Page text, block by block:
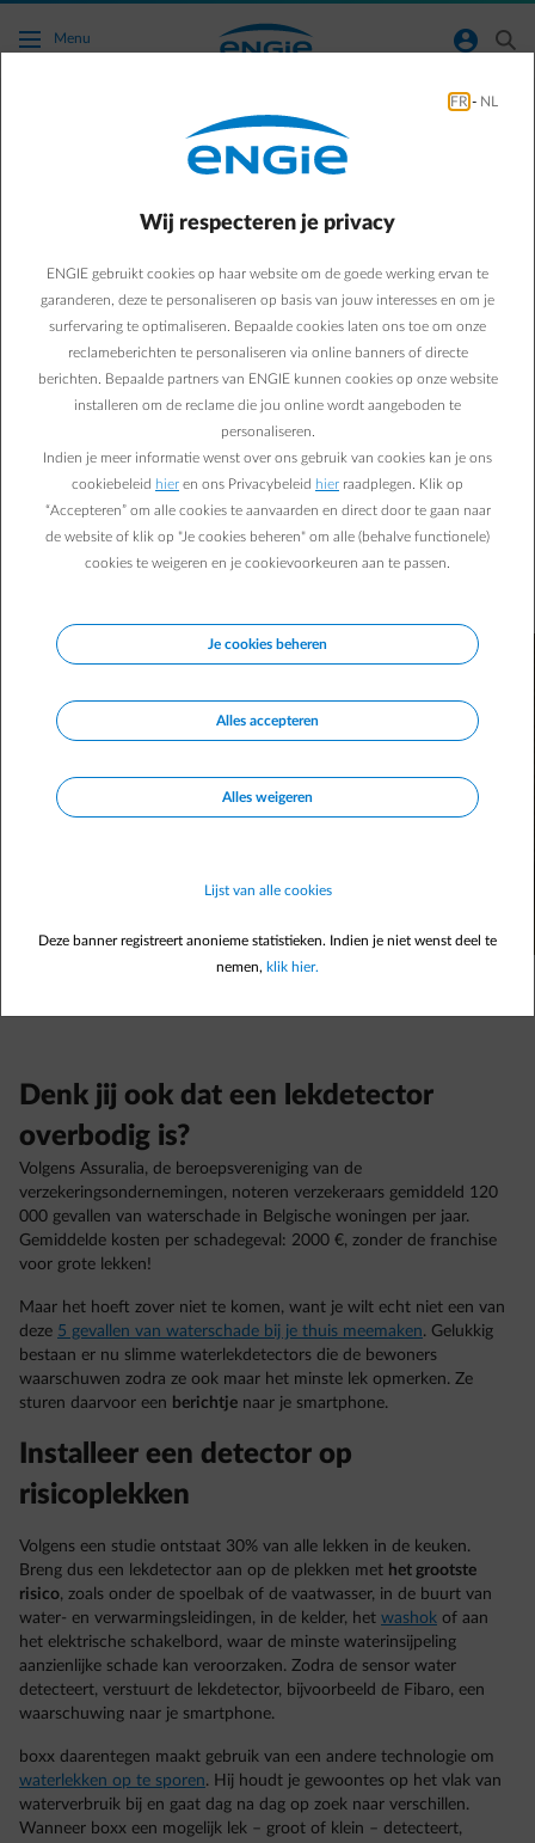
Ga naar de hoofdinhoud
Menu normal-account-circle search
Bespaartips
Een waterlekdetector
voorkomt waterschade in
huis
Een slimme waterlekdetector met internetverbinding
waarschuwt je via een app als er in je woning een waterlek
ontstaat. Wij hebben voor jou de lekdetector van Fibaro en
Denk jij ook dat een lekdetector
overbodig is?
Volgens Assuralia, de beroepsvereniging van de
verzekeringsondernemingen, noteren verzekeraars gemiddeld 120
000 gevallen van waterschade in Belgische woningen per jaar.
Gemiddelde kosten per schadegeval: 2000 €, zonder de franchise
voor grote lekken!
Maar het hoeft zover niet te komen, want je wilt echt niet een van
deze 5 gevallen van waterschade bij je thuis meemaken. Gelukkig
bestaan er nu slimme waterlekdetectors die de bewoners
waarschuwen zodra ze ook maar het minste lek opmerken. Ze
sturen daarvoor een berichtje naar je smartphone.
Installeer een detector op
risicoplekken
Volgens een studie ontstaat 30% van alle lekken in de keuken.
Breng dus een lekdetector aan op de plekken met het grootste
risico, zoals onder de spoelbak of de vaatwasser, in de buurt van
water- en verwarmingsleidingen, in de kelder, het washok of aan
het elektrische schakelbord, waar de minste waterinsijpeling
aanzienlijke schade kan veroorzaken. Zodra de sensor water
detecteert, verstuurt de lekdetector, bijvoorbeeld de Fibaro, een
waarschuwing naar je smartphone.
boxx daarentegen maakt gebruik van een andere technologie om
waterlekken op te sporen. Hij houdt je gewoontes op het vlak van
waterverbruik bij en gaat dag na dag op zoek naar verschillen.
Wanneer boxx een mogelijk lek – groot of klein – detecteert,
FR - NL
Wij respecteren je privacy
ENGIE gebruikt cookies op haar website om de goede werking ervan te
garanderen, deze te personaliseren op basis van jouw interesses en om je
surfervaring te optimaliseren. Bepaalde cookies laten ons toe om onze
reclameberichten te personaliseren via online banners of directe
berichten. Bepaalde partners van ENGIE kunnen cookies op onze website
installeren om de reclame die jou online wordt aangeboden te
personaliseren.
Indien je meer informatie wenst over ons gebruik van cookies kan je ons
cookiebeleid hier en ons Privacybeleid hier raadplegen. Klik op
“Accepteren” om alle cookies te aanvaarden en direct door te gaan naar
de website of klik op "Je cookies beheren" om alle (behalve functionele)
cookies te weigeren en je cookievoorkeuren aan te passen.
Je cookies beheren
Alles accepteren
Alles weigeren
Lijst van alle cookies
Deze banner registreert anonieme statistieken. Indien je niet wenst deel te
nemen, klik hier.